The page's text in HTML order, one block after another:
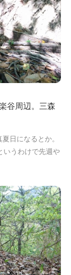
谷周辺。三森
日になるとか。
いうわけで先週や